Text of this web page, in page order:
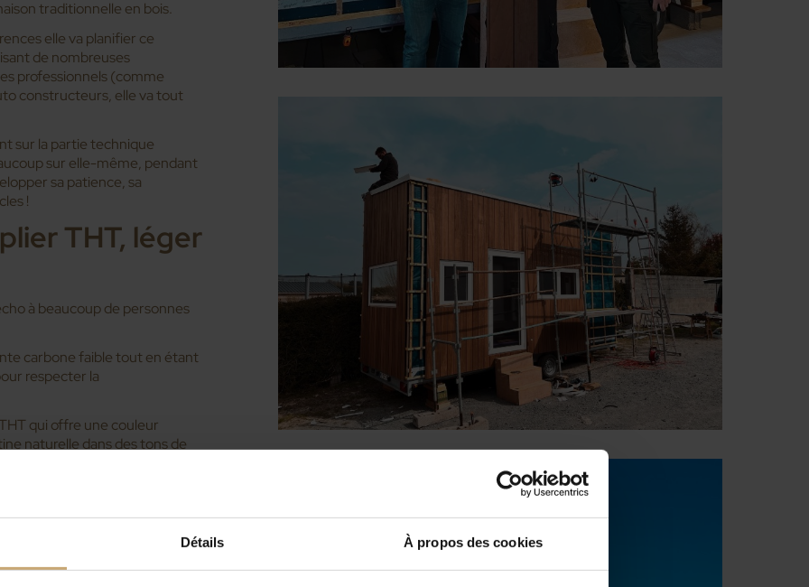
Détails À propos des cookies
traditionnelle en bois.
elle va planifier ce
de nombreuses
professionnels (comme
constructeurs, elle va tout
sur la partie technique
sur elle-même, pendant
sa patience, sa
!
THT, léger
à beaucoup de personnes
carbone faible tout en étant
respecter la
qui offre une couleur
naturelle dans des tons de
France à la croissance rapide,
nous valorisons les
n'étant pas naturellement
via l'unité Bois Durables de
apporter au produit une
ainsi qu'une meilleure
contraintes pour des usages